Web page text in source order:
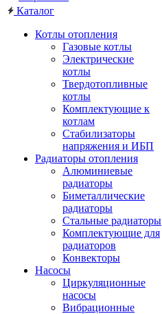
Каталог
Котлы отопления
Газовые котлы
Электрические
котлы
Твердотопливные
котлы
Комплектующие к
котлам
Стабилизаторы
напряжения и ИБП
Радиаторы отопления
Алюминиевые
радиаторы
Биметаллические
радиаторы
Стальные радиаторы
Комплектующие для
радиаторов
Конвекторы
Насосы
Циркуляционные
насосы
Вибрационные